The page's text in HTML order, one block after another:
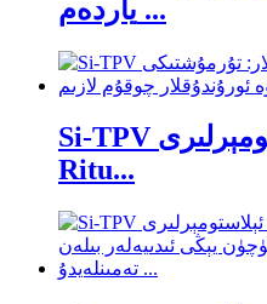
ياردەم ...
Si-TPV تېرموپلاستىك ئېلاستومېرلىرى:
Ritu...